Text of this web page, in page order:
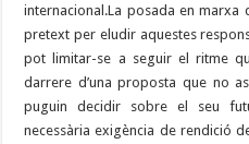
internacional.La posada en
pretext per eludir aquestes
pot limitar-se a seguir el ritme
darrere d’una proposta que no
puguin decidir sobre el seu
necessària exigència de rendició